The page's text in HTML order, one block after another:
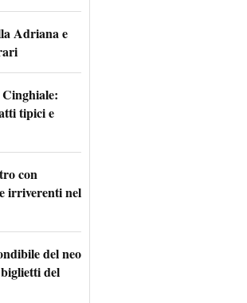
Adriana e
tipici e
con
irriverenti nel
del neo
del